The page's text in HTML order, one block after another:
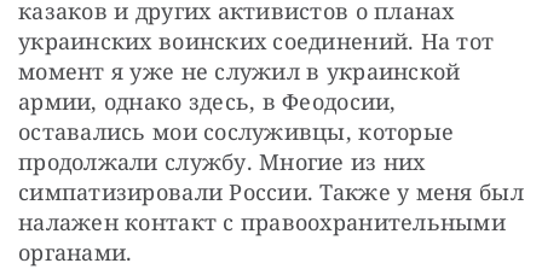
казаков и других активистов о планах
украинских воинских соединений. На тот
момент я уже не служил в украинской
армии, однако здесь, в Феодосии,
оставались мои сослуживцы, которые
продолжали службу. Многие из них
симпатизировали России. Также у меня был
налажен контакт с правоохранительными
органами.